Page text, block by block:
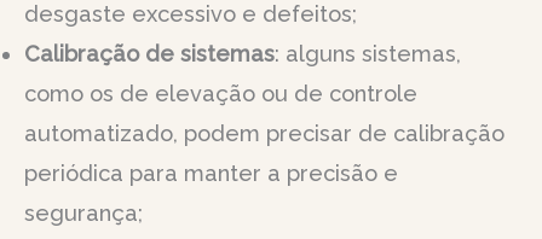
desgaste excessivo e defeitos;
Calibração de sistemas: alguns sistemas,
como os de elevação ou de controle
automatizado, podem precisar de calibração
periódica para manter a precisão e
segurança;